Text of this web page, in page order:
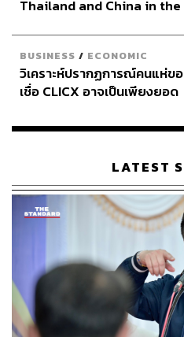
Thailand and China in the
BUSINESS / ECONOMIC
วิเคราะห์ปรากฏการณ์คนแห่ข
เชื่อ CLICX อาจเป็นเพียงยอด
เรือนไทยที่ถูกซุกไว้
LATEST